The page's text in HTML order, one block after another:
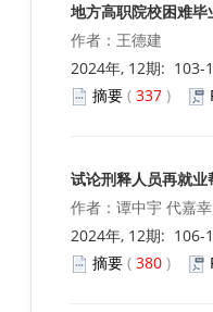
地方高职院校困难
作者：王德建
2024年, 12期: 103-
摘要 ( 337 )
试论刑释人员再就
作者：谭中宇 代嘉幸
2024年, 12期: 106-
摘要 ( 380 )